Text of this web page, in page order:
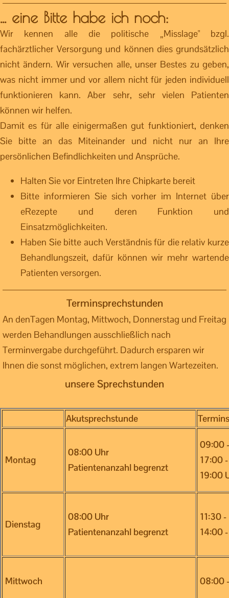
... eine Bitte habe ich noch:
Wir kennen alle die politische „Misslage" bzgl.
fachärztlicher Versorgung und können dies grundsätzlich
nicht ändern. Wir versuchen alle, unser Bestes zu geben,
was nicht immer und vor allem nicht für jeden individuell
funktionieren kann. Aber sehr, sehr vielen Patienten
können wir helfen.
Damit es für alle einigermaßen gut funktioniert, denken
Sie bitte an das Miteinander und nicht nur an Ihre
persönlichen Befindlichkeiten und Ansprüche.
Halten Sie vor Eintreten Ihre Chipkarte bereit
Bitte informieren Sie sich vorher im Internet über
eRezepte und deren Funktion und
Einsatzmöglichkeiten.
Haben Sie bitte auch Verständnis für die relativ kurze
Behandlungszeit, dafür können wir mehr wartende
Patienten versorgen.
Terminsprechstunden
An denTagen Montag, Mittwoch, Donnerstag und Freitag
werden Behandlungen ausschließlich nach
Terminvergabe durchgeführt. Dadurch ersparen wir
Ihnen die sonst möglichen, extrem langen Wartezeiten.
unsere Sprechstunden
Akutsprechstunde
Montag
08:00 Uhr
Patientenanzahl begrenzt
09:00
17:00
19:00
Dienstag
08:00 Uhr
Patientenanzahl begrenzt
11:30
14:00
Mittwoch 08:00